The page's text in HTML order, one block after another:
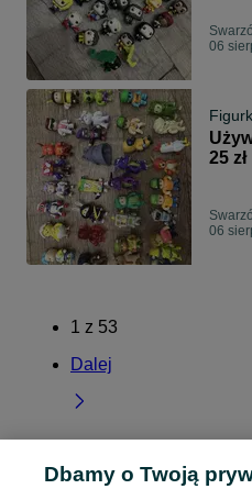
06
25 zł
06
1 z 53
Dalej
Strona główna Małopolskie
Dbamy o Twoją